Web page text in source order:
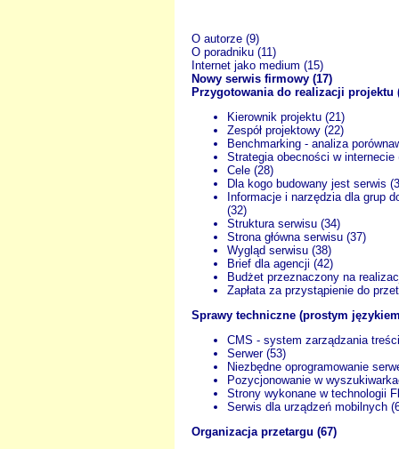
O autorze (9)
O poradniku (11)
Internet jako medium (15)
Nowy serwis firmowy (17)
Przygotowania do realizacji projektu
Kierownik projektu (21)
Zespół projektowy (22)
Benchmarking - analiza
Strategia obecności w internecie
Cele (28)
Dla kogo budowany jest serwis
Informacje i narzędzia dla grup
(32)
Struktura serwisu (34)
Strona główna serwisu (37)
Wygląd serwisu (38)
Brief dla agencji (42)
Budżet przeznaczony na
Zapłata za przystąpienie do
Sprawy techniczne (prostym
CMS - system zarządzania
Serwer (53)
Niezbędne oprogramowanie
Pozycjonowanie w
Strony wykonane w technologii
Serwis dla urządzeń mobilnych
Organizacja przetargu (67)